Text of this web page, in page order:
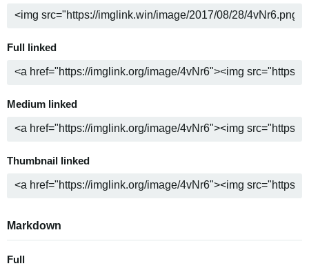
Full linked
Medium linked
Thumbnail linked
Markdown
Full